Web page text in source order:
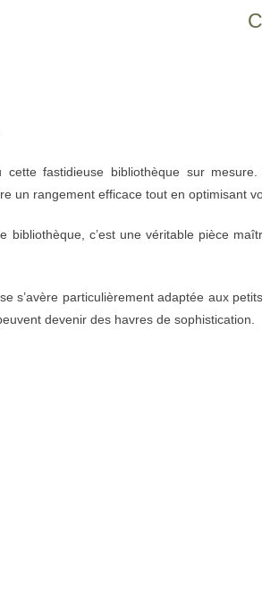
fastidieuse bibliothèque sur
un rangement efficace tout en optimisant
bibliothèque, c’est une véritable pièce
s’avère particulièrement adaptée aux
devenir des havres de sophistication.